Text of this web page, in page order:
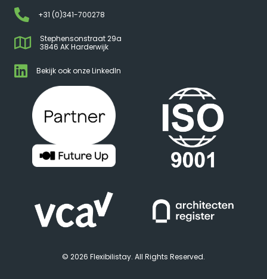
+31 (0)341-700278
Stephensonstraat 29a
3846 AK Harderwijk
Bekijk ook onze LinkedIn
© 2026 Flexibilistay. All Rights Reserved.